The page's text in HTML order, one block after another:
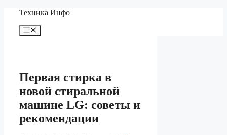
Перейти
содержимому
Техника Инфо
Меню
Первая стирка в
новой стиральной
машине LG: советы и
рекомендации